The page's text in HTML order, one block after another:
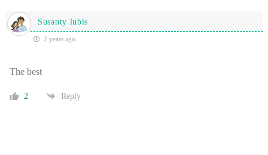
Susanty lubis
2 years ago
The best
2 Reply